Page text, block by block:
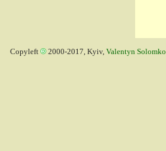
Copyleft 2000-2017, Kyiv, Valentyn Solomko